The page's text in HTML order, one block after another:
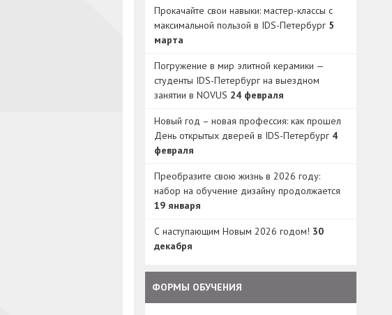
Прокачайте свои навыки: мастер-классы с
максимальной пользой в IDS-Петербург 5
марта
Погружение в мир элитной керамики —
студенты IDS-Петербург на выездном
занятии в NOVUS 24 февраля
Новый год – новая профессия: как прошел
День открытых дверей в IDS-Петербург 4
февраля
Преобразите свою жизнь в 2026 году:
набор на обучение дизайну продолжается
19 января
С наступающим Новым 2026 годом! 30
декабря
ФОРМЫ ОБУЧЕНИЯ